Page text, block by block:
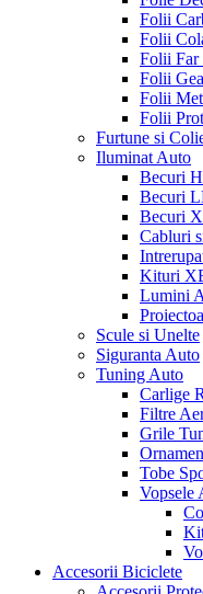
Folii
Folii
Folii Far
Folii
Folii
Folii
Furtune si
Iluminat Auto
Becuri
Becuri
Becuri
Cabluri
Kituri
Lumini
Scule si Unelte
Siguranta Auto
Tuning Auto
Carlige
Filtre
Grile
Tobe
Vopsele
Accesorii Biciclete